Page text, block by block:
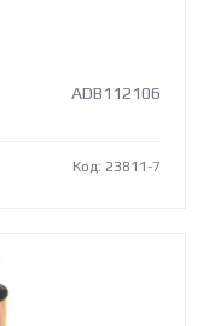
ADB112106
Код: 23811-7